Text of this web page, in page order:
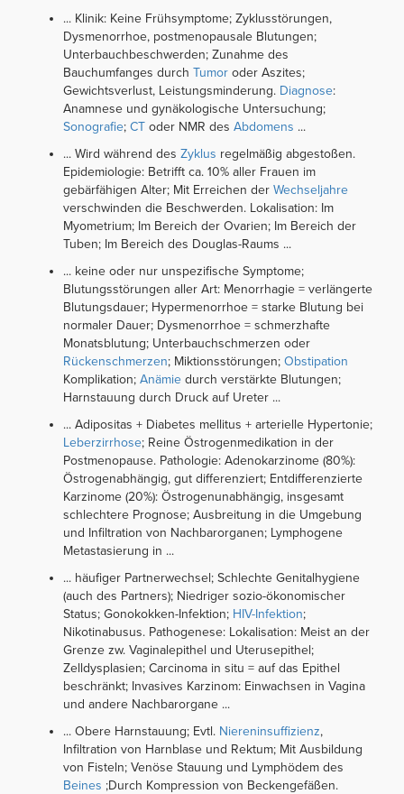
... Klinik: Keine Frühsymptome; Zyklusstörungen,
Dysmenorrhoe, postmenopausale Blutungen;
Unterbauchbeschwerden; Zunahme des
Bauchumfanges durch Tumor oder Aszites;
Gewichtsverlust, Leistungsminderung. Diagnose:
Anamnese und gynäkologische Untersuchung;
Sonografie; CT oder NMR des Abdomens ...
... Wird während des Zyklus regelmäßig abgestoßen.
Epidemiologie: Betrifft ca. 10% aller Frauen im
gebärfähigen Alter; Mit Erreichen der Wechseljahre
verschwinden die Beschwerden. Lokalisation: Im
Myometrium; Im Bereich der Ovarien; Im Bereich der
Tuben; Im Bereich des Douglas-Raums ...
... keine oder nur unspezifische Symptome;
Blutungsstörungen aller Art: Menorrhagie = verlängerte
Blutungsdauer; Hypermenorrhoe = starke Blutung bei
normaler Dauer; Dysmenorrhoe = schmerzhafte
Monatsblutung; Unterbauchschmerzen oder
Rückenschmerzen; Miktionsstörungen; Obstipation
Komplikation; Anämie durch verstärkte Blutungen;
Harnstauung durch Druck auf Ureter ...
... Adipositas + Diabetes mellitus + arterielle Hypertonie;
Leberzirrhose; Reine Östrogenmedikation in der
Postmenopause. Pathologie: Adenokarzinome (80%):
Östrogenabhängig, gut differenziert; Entdifferenzierte
Karzinome (20%): Östrogenunabhängig, insgesamt
schlechtere Prognose; Ausbreitung in die Umgebung
und Infiltration von Nachbarorganen; Lymphogene
Metastasierung in ...
... häufiger Partnerwechsel; Schlechte Genitalhygiene
(auch des Partners); Niedriger sozio-ökonomischer
Status; Gonokokken-Infektion; HIV-Infektion;
Nikotinabusus. Pathogenese: Lokalisation: Meist an der
Grenze zw. Vaginalepithel und Uterusepithel;
Zelldysplasien; Carcinoma in situ = auf das Epithel
beschränkt; Invasives Karzinom: Einwachsen in Vagina
und andere Nachbarorgane ...
... Obere Harnstauung; Evtl. Niereninsuffizienz,
Infiltration von Harnblase und Rektum; Mit Ausbildung
von Fisteln; Venöse Stauung und Lymphödem des
Beines ;Durch Kompression von Beckengefäßen.